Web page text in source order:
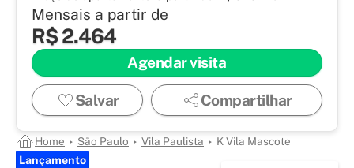
Mensais a partir de
R$ 2.464
Agendar visita
Salvar Compartilhar
Home São Paulo Vila Paulista K Vila Mascote
Lançamento